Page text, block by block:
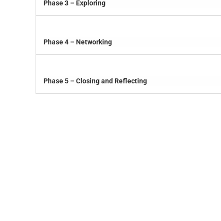
Phase 3 – Exploring
Phase 4 – Networking
Phase 5 – Closing and Reflecting